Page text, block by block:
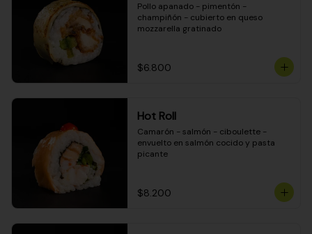
Pollo apanado - pimentón -
champiñón - cubierto en queso
mozzarella gratinado
$6.800
Hot Roll
Camarón - salmón - ciboulette -
envuelto en salmón cocido y pasta
picante
$8.200